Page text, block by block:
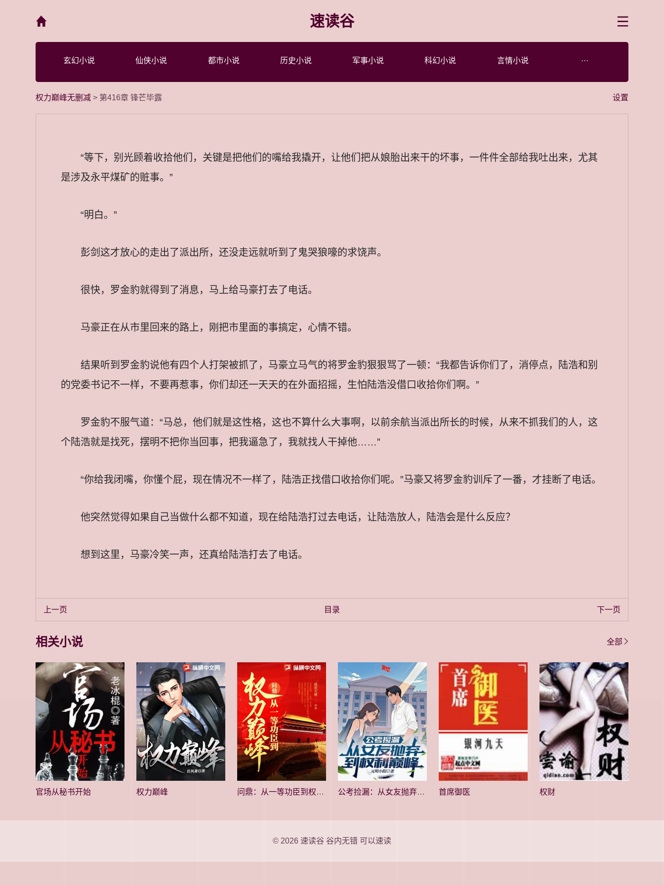
速读谷
玄幻小说 仙侠小说 都市小说 历史小说 军事小说 科幻小说 言情小说 ···
设置
权力巅峰无删减 > 第416章 锋芒毕露
“等下，别光顾着收拾他们，关键是把他们的嘴给我撬开，让他们把从娘胎出来干的坏事，一件件全部给我吐出来，尤其
是涉及永平煤矿的赃事。”
“明白。”
彭剑这才放心的走出了派出所，还没走远就听到了鬼哭狼嚎的求饶声。
很快，罗金豹就得到了消息，马上给马豪打去了电话。
马豪正在从市里回来的路上，刚把市里面的事搞定，心情不错。
结果听到罗金豹说他有四个人打架被抓了，马豪立马气的将罗金豹狠狠骂了一顿：“我都告诉你们了，消停点，陆浩和别
的党委书记不一样，不要再惹事，你们却还一天天的在外面招摇，生怕陆浩没借口收拾你们啊。”
罗金豹不服气道：“马总，他们就是这性格，这也不算什么大事啊，以前余航当派出所长的时候，从来不抓我们的人，这
个陆浩就是找死，摆明不把你当回事，把我逼急了，我就找人干掉他……”
“你给我闭嘴，你懂个屁，现在情况不一样了，陆浩正找借口收拾你们呢。”马豪又将罗金豹训斥了一番，才挂断了电话。
他突然觉得如果自己当做什么都不知道，现在给陆浩打过去电话，让陆浩放人，陆浩会是什么反应？
想到这里，马豪冷笑一声，还真给陆浩打去了电话。
上一页 目录 下一页
相关小说 全部
官场从秘书开始 权力巅峰 问鼎：从一等功臣到权力巅峰 公考捡漏：从女友抛弃到权利巅峰 首席御医 权财
© 2026 速读谷 谷内无错 可以速读